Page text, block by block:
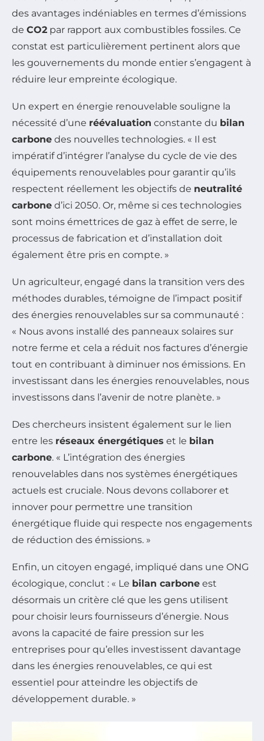
des avantages indéniables en termes d’émissions
de CO2 par rapport aux combustibles fossiles. Ce
constat est particulièrement pertinent alors que
les gouvernements du monde entier s’engagent à
réduire leur empreinte écologique.
Un expert en énergie renouvelable souligne la
nécessité d’une réévaluation constante du bilan
carbone des nouvelles technologies. « Il est
impératif d’intégrer l’analyse du cycle de vie des
équipements renouvelables pour garantir qu’ils
respectent réellement les objectifs de neutralité
carbone d’ici 2050. Or, même si ces technologies
sont moins émettrices de gaz à effet de serre, le
processus de fabrication et d’installation doit
également être pris en compte. »
Un agriculteur, engagé dans la transition vers des
méthodes durables, témoigne de l’impact positif
des énergies renouvelables sur sa communauté :
« Nous avons installé des panneaux solaires sur
notre ferme et cela a réduit nos factures d’énergie
tout en contribuant à diminuer nos émissions. En
investissant dans les énergies renouvelables, nous
investissons dans l’avenir de notre planète. »
Des chercheurs insistent également sur le lien
entre les réseaux énergétiques et le bilan
carbone. « L’intégration des énergies
renouvelables dans nos systèmes énergétiques
actuels est cruciale. Nous devons collaborer et
innover pour permettre une transition
énergétique fluide qui respecte nos engagements
de réduction des émissions. »
Enfin, un citoyen engagé, impliqué dans une ONG
écologique, conclut : « Le bilan carbone est
désormais un critère clé que les gens utilisent
pour choisir leurs fournisseurs d’énergie. Nous
avons la capacité de faire pression sur les
entreprises pour qu’elles investissent davantage
dans les énergies renouvelables, ce qui est
essentiel pour atteindre les objectifs de
développement durable. »